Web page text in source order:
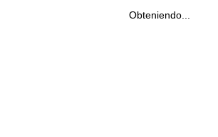
Obteniendo...